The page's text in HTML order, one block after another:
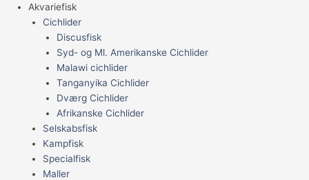
Akvariefisk
Cichlider
Discusfisk
Syd- og Ml. Amerikanske Cichlider
Malawi cichlider
Tanganyika Cichlider
Dværg Cichlider
Afrikanske Cichlider
Selskabsfisk
Kampfisk
Specialfisk
Maller